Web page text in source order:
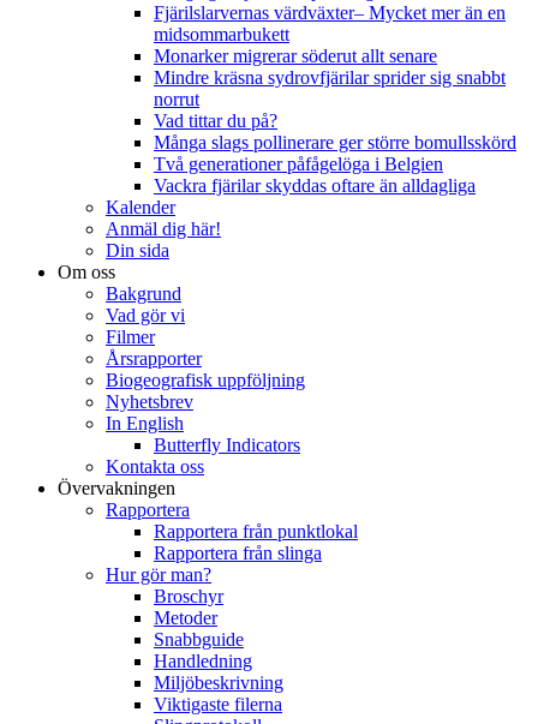
Fjärilslarvernas värdväxter– Mycket mer än en
midsommarbukett
Monarker migrerar söderut allt senare
Mindre kräsna sydrovfjärilar sprider sig snabbt
norrut
Vad tittar du på?
Många slags pollinerare ger större bomullsskörd
Två generationer påfågelöga i Belgien
Vackra fjärilar skyddas oftare än alldagliga
Kalender
Anmäl dig här!
Din sida
Om oss
Bakgrund
Vad gör vi
Filmer
Årsrapporter
Biogeografisk uppföljning
Nyhetsbrev
In English
Butterfly Indicators
Kontakta oss
Övervakningen
Rapportera
Rapportera från punktlokal
Rapportera från slinga
Hur gör man?
Broschyr
Metoder
Snabbguide
Handledning
Miljöbeskrivning
Viktigaste filerna